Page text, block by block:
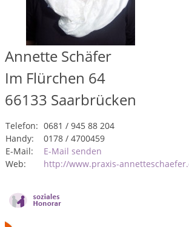
Annette Schäfer
Im Flürchen 64
66133 Saarbrücken
Telefon: 0681 / 945 88 204
Handy:
0178 / 4700459
E-Mail:
E-Mail senden
Web:
http://www.praxis-